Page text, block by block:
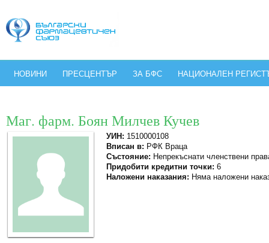
НОВИНИ ПРЕСЦЕНТЪР ЗА БФС НАЦИОНАЛЕН
Маг. фарм. Боян Милчев Кучев
УИН: 1510000108
Вписан в: РФК Враца
Състояние: Непрекъснати членствени
Придобити кредитни точки: 6
Наложени наказания: Няма наложени